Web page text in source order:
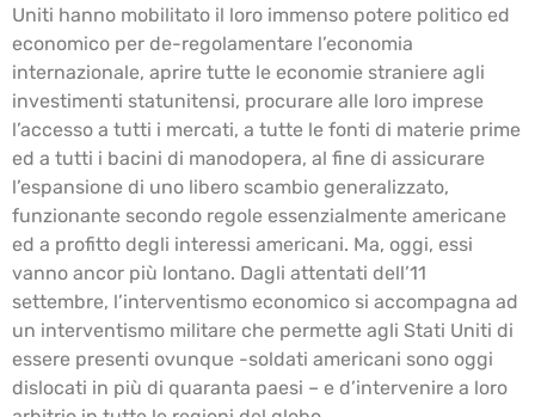
Uniti hanno mobilitato il loro immenso potere politico ed
economico per de-regolamentare l’economia
internazionale, aprire tutte le economie straniere agli
investimenti statunitensi, procurare alle loro imprese
l’accesso a tutti i mercati, a tutte le fonti di materie prime
ed a tutti i bacini di manodopera, al fine di assicurare
l’espansione di uno libero scambio generalizzato,
funzionante secondo regole essenzialmente americane
ed a profitto degli interessi americani. Ma, oggi, essi
vanno ancor più lontano. Dagli attentati dell’11
settembre, l’interventismo economico si accompagna ad
un interventismo militare che permette agli Stati Uniti di
essere presenti ovunque -soldati americani sono oggi
dislocati in più di quaranta paesi – e d’intervenire a loro